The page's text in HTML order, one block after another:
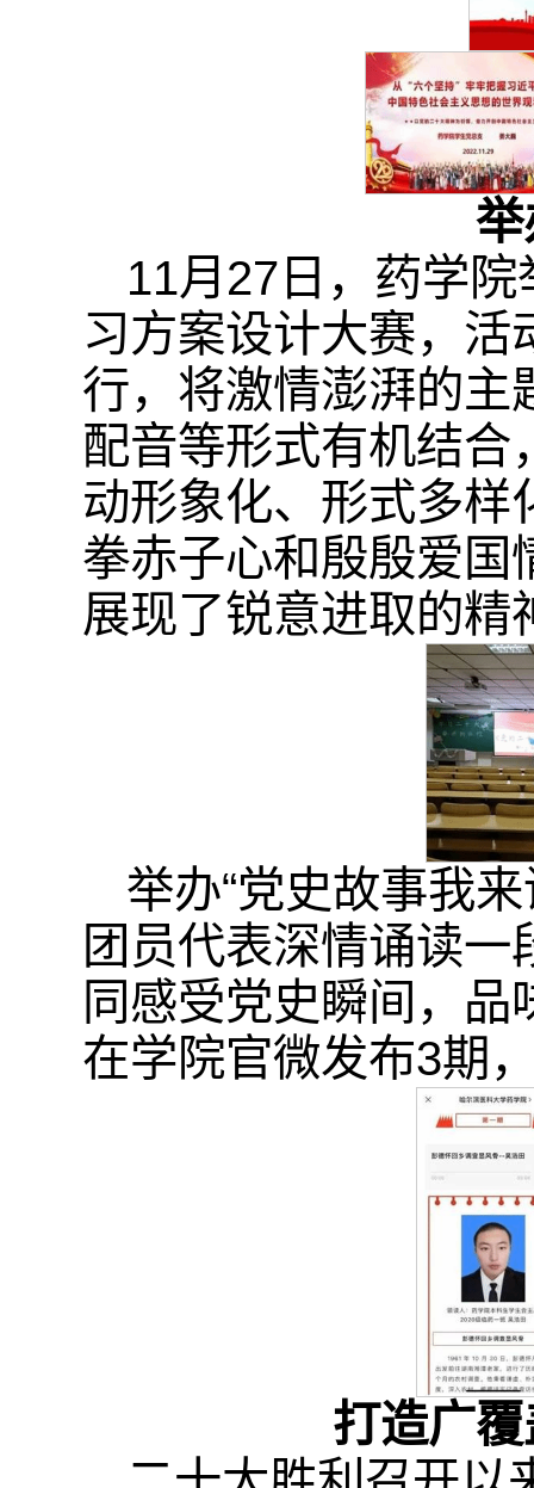
11月27日，药学院
习方案设计大赛，
行，将激情澎湃的主
配音等形式有机结合
动形象化、形式多样
拳赤子心和殷殷爱国
展现了锐意进取的精
举办“党史故事我
团员代表深情诵读
同感受党史瞬间，
在学院官微发布3期
打造广